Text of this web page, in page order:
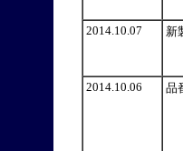
2014.10.07
新
2014.10.06
品